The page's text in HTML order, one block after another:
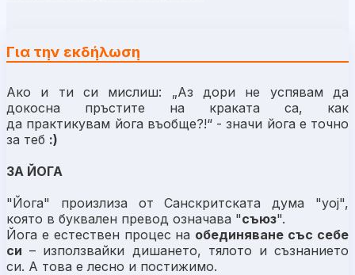
Για την εκδήλωση
Ако и ти си мислиш: „Аз дори не успявам да
докосна пръстите на краката са, как
да практикувам йога въобще?!“ - значи йога е точно
за теб :)
ЗА ЙОГА
"Йога" произлиза от Санскритската дума "yoj",
която в буквален превод означава "съюз".
Йога е естествен процес на обединяване със себе
си – използвайки дишането, тялото и съзнанието
си. А това е лесно и постижимо.